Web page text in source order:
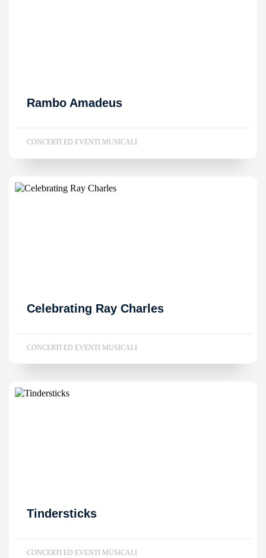
Rambo Amadeus
CONCERTI ED EVENTI MUSICALI
Celebrating Ray Charles
CONCERTI ED EVENTI MUSICALI
Tindersticks
CONCERTI ED EVENTI MUSICALI